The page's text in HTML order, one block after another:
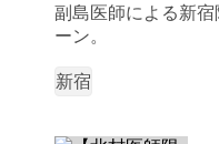
副島医師による新
ーン。
新宿